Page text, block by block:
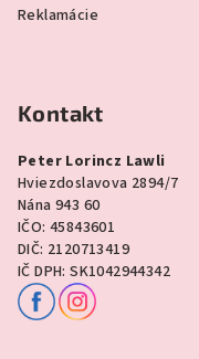
Reklamácie
Kontakt
Peter Lorincz Lawli
Hviezdoslavova 2894/7
Nána 943 60
IČO: 45843601
DIČ: 2120713419
IČ DPH: SK1042944342